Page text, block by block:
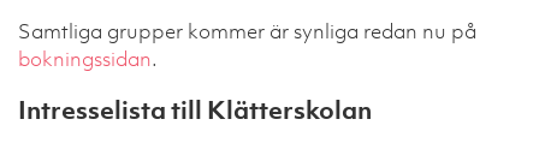
Samtliga grupper kommer är synliga redan nu på
bokningssidan.
Intresselista till Klätterskolan